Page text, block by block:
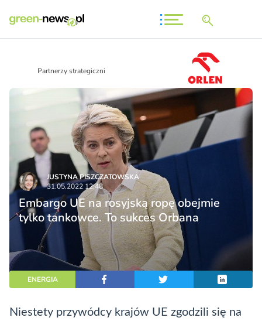
Partnerzy strategiczni
JUSTYNA PISZCZATOWSKA
31.05.2022 12:48
Embargo UE na rosyjską ropę obejmie
tylko tankowce. To sukces Orbana
ENERGIA
Niestety przywódcy krajów UE zgodzili się na